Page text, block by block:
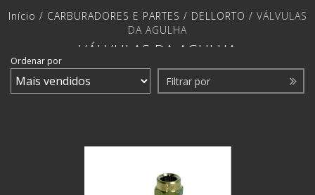
Início / CARBURADORES E PARTES / DELLORTO / VÁLVULAS
DA AGULHA
VÁLVULAS DA AGULHA
Ordenar por
Filtrar por